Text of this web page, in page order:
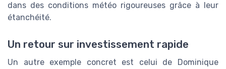
dans des conditions météo rigoureuses grâce à leur
étanchéité.
Un retour sur investissement rapide
Un autre exemple concret est celui de Dominique